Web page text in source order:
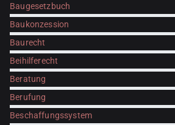
Baugesetzbuch
Baukonzession
Baurecht
Beihilferecht
Beratung
Berufung
Beschaffungssystem